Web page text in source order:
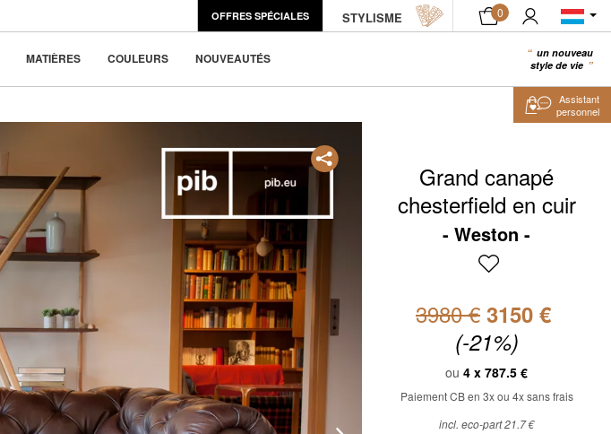
OFFRES SPÉCIALES STYLISME 0
MATIÈRES COULEURS NOUVEAUTÉS
un nouveau
style de vie
ÉCHANTILLON PRODUIT AJOUTER AU PANIER
Grand canapé
chesterfield en cuir
Weston
3980 € 3150 €
(-21%)
ou 4 x 787.5 €
Paiement CB en 3x ou 4x sans frais
incl. eco-part 21.7 €
Assistant
personnel